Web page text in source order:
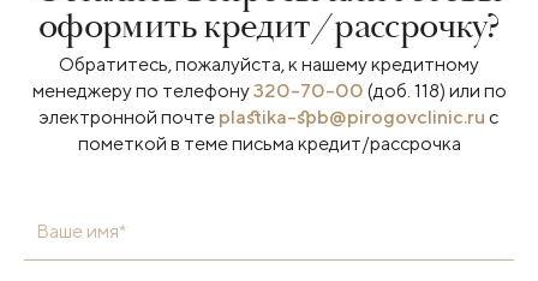
оформить кредит/рассрочку?
Обратитесь, пожалуйста, к нашему кредитному
менеджеру по телефону320-70-00 (доб. 118) или по
электронной почте plastika-spb@pirogovclinic.ru с
пометкой в теме письма кредит/рассрочка
Ваше имя*